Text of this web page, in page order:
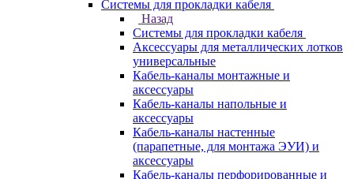
Системы для прокладки кабеля
Назад
Системы для прокладки кабеля
Аксессуары для металлических лотков
универсальные
Кабель-каналы монтажные и
аксессуары
Кабель-каналы напольные и
аксессуары
Кабель-каналы настенные
(парапетные, для монтажа ЭУИ) и
аксессуары
Кабель-каналы перфорированные и